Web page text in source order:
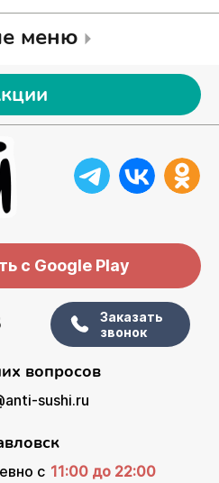
меню
с Google Play
Заказать
звонок
вопросов
sushi.ru
с 11:00 до 22:00